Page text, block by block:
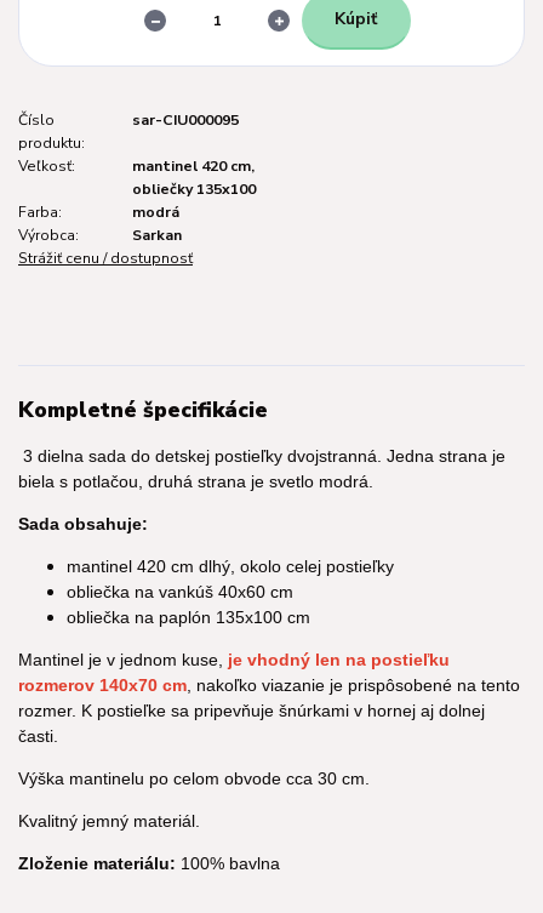
Kúpiť
Číslo
produktu:
sar-CIU000095
Veľkosť:
mantinel 420 cm,
obliečky 135x100
Farba:
modrá
Výrobca:
Sarkan
Strážiť cenu / dostupnosť
Kompletné špecifikácie
3 dielna sada do detskej postieľky dvojstranná. Jedna strana je
biela s potlačou, druhá strana je svetlo modrá.
Sada obsahuje:
mantinel 420 cm dlhý, okolo celej postieľky
obliečka na vankúš 40x60 cm
obliečka na paplón 135x100 cm
Mantinel je v jednom kuse, je vhodný len na postieľku
rozmerov 140x70 cm, nakoľko viazanie je prispôsobené na tento
rozmer. K postieľke sa pripevňuje šnúrkami v hornej aj dolnej
časti.
Výška mantinelu po celom obvode cca 30 cm.
Kvalitný jemný materiál.
Zloženie materiálu: 100% bavlna